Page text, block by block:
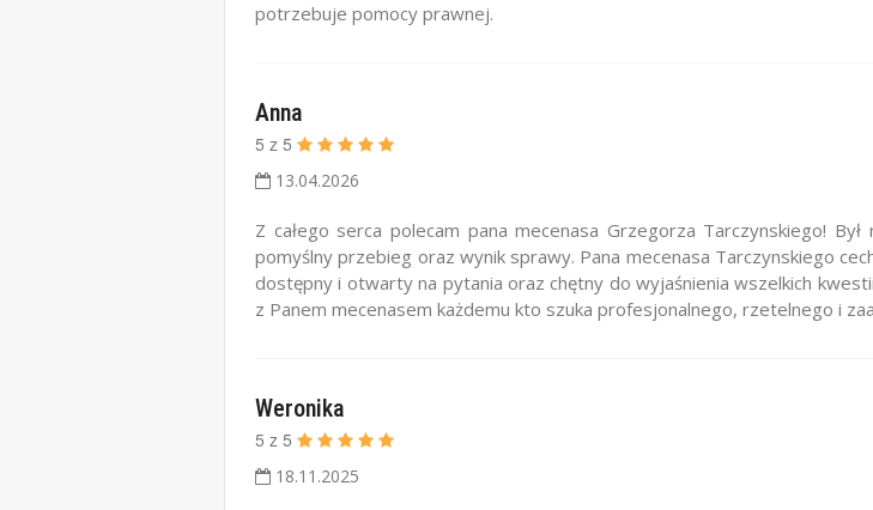
potrzebuje pomocy prawnej.
Anna
5 z 5
13.04.2026
Z całego serca polecam pana mecenasa Grzegorza Tarczynskiego!
pomyślny przebieg oraz wynik sprawy. Pana mecenasa Tarczynskiego
dostępny i otwarty na pytania oraz chętny do wyjaśnienia wszelkich
z Panem mecenasem każdemu kto szuka profesjonalnego, rzetelnego i
Weronika
5 z 5
18.11.2025